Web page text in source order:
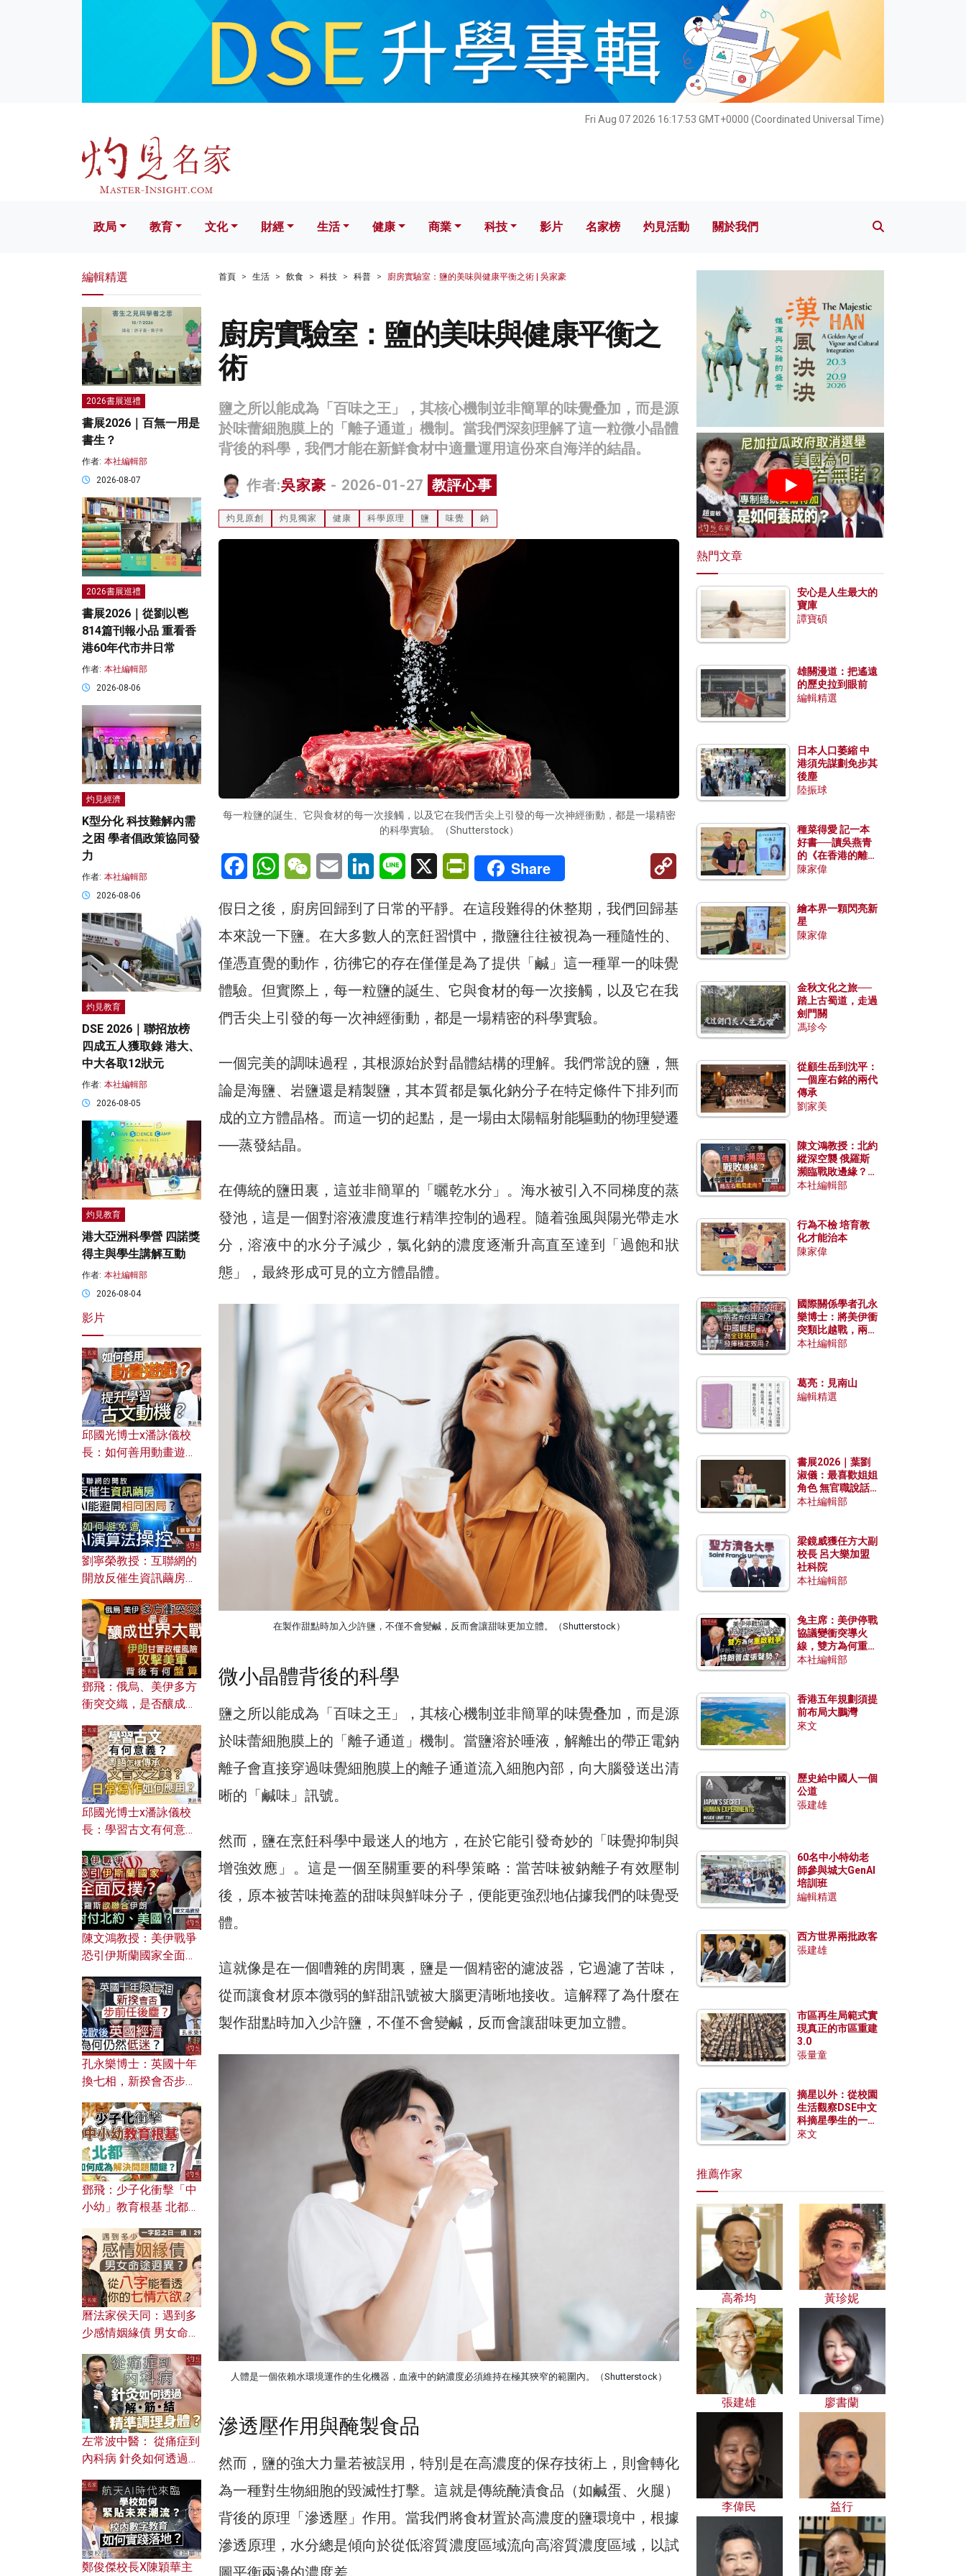
Fri Aug 07 2026 16:17:55 GMT+0000 (Coordinated Universal Time)
文化 財經 生活 健康 科技 影片 名家榜 灼見活動 關於我們
政局 教育 文化 財經 生活 健康 商業 科技 影片 名家榜 灼見活動 關於我們
首頁 生活 飲食 科技 科普 廚房實驗室：鹽的美味與健康平衡之術 | 吳家豪
廚房實驗室：鹽的美味與健康平衡之
術
鹽之所以能成為「百味之王」，其核心機制並非簡單的味覺叠加，而是源
於味蕾細胞膜上的「離子通道」機制。當我們深刻理解了這一粒微小晶體
背後的科學，我們才能在新鮮食材中適量運用這份來自海洋的結晶。
作者:吳家豪 - 2026-01-27 教評心事
灼見原創 灼見獨家 健康 科學原理 鹽 味覺 鈉
每一粒鹽的誕生、它與食材的每一次接觸，以及它在我們舌尖上引發的每一次神經衝動，都是一場精密
的科學實驗。（Shutterstock）
FacebookWhatsAppWeChatEmail LinkedInLine X PrintFriendly
Share
Copy
假日之後，廚房回歸到了日常的平靜。在這段難得的休整期，我們回歸基
本來說一下鹽。在大多數人的烹飪習慣中，撒鹽往往被視為一種隨性的、
僅憑直覺的動作，彷彿它的存在僅僅是為了提供「鹹」這一種單一的味覺
體驗。但實際上，每一粒鹽的誕生、它與食材的每一次接觸，以及它在我
們舌尖上引發的每一次神經衝動，都是一場精密的科學實驗。
一個完美的調味過程，其根源始於對晶體結構的理解。我們常說的鹽，無
論是海鹽、岩鹽還是精製鹽，其本質都是氯化鈉分子在特定條件下排列而
成的立方體晶格。而這一切的起點，是一場由太陽輻射能驅動的物理變遷
──蒸發結晶。
在傳統的鹽田裏，這並非簡單的「曬乾水分」。海水被引入不同梯度的蒸
發池，這是一個對溶液濃度進行精準控制的過程。隨着強風與陽光帶走水
分，溶液中的水分子減少，氯化鈉的濃度逐漸升高直至達到「過飽和狀
態」，最終形成可見的立方體晶體。
在製作甜點時加入少許鹽，不僅不會變鹹，反而會讓甜味更加立體。（Shutterstock）
微小晶體背後的科學
鹽之所以能成為「百味之王」，其核心機制並非簡單的味覺叠加，而是源
於味蕾細胞膜上的「離子通道」機制。當鹽溶於唾液，解離出的帶正電鈉
離子會直接穿過味覺細胞膜上的離子通道流入細胞內部，向大腦發送出清
晰的「鹹味」訊號。
然而，鹽在烹飪科學中最迷人的地方，在於它能引發奇妙的「味覺抑制與
增強效應」。這是一個至關重要的科學策略：當苦味被鈉離子有效壓制
後，原本被苦味掩蓋的甜味與鮮味分子，便能更強烈地佔據我們的味覺受
體。
這就像是在一個嘈雜的房間裏，鹽是一個精密的濾波器，它過濾了苦味，
從而讓食材原本微弱的鮮甜訊號被大腦更清晰地接收。這解釋了為什麼在
製作甜點時加入少許鹽，不僅不會變鹹，反而會讓甜味更加立體。
人體是一個依賴水環境運作的生化機器，血液中的鈉濃度必須維持在極其狹窄的範圍內。（Shutterstock）
滲透壓作用與醃製食品
然而，鹽的強大力量若被誤用，特別是在高濃度的保存技術上，則會轉化
為一種對生物細胞的毀滅性打擊。這就是傳統醃漬食品（如鹹蛋、火腿）
背後的原理「滲透壓」作用。當我們將食材置於高濃度的鹽環境中，根據
滲透原理，水分總是傾向於從低溶質濃度區域流向高溶質濃度區域，以試
編輯精選
2026書展巡禮
書展2026｜百無一用是
書生？
作者: 本社編輯部
2026-08-07
2026書展巡禮
書展2026｜從劉以鬯
814篇刊報小品 重看香
港60年代市井日常
作者: 本社編輯部
2026-08-06
灼見經濟
K型分化 科技難解內需
之困 學者倡政策協同發
力
作者: 本社編輯部
2026-08-06
灼見教育
DSE 2026｜聯招放榜
四成五人獲取錄 港大、
中大各取12狀元
作者: 本社編輯部
2026-08-05
灼見教育
港大亞洲科學營 四諾獎
得主與學生講解互動
作者: 本社編輯部
2026-08-04
影片
邱國光博士x潘詠儀校
長：如何善用動畫遊戲
劉寧榮教授：互聯網的
開放反催生資訊繭房，
何避免遭AI演算法操
控？
鄧飛：俄烏、美伊多方
衝突交織，是否釀成世
風險攻擊美軍，背後有
何盤算？
邱國光博士x潘詠儀校
長：學習古文有何意
文之美？ 日常寫作如何
應用？
陳文鴻教授：美伊戰爭
恐引伊斯蘭國家全面反
對付北約美國？
孔永樂博士：英國十年
換七相，新揆會否步前
濟為何仍然低迷？
鄧飛：少子化衝擊「中
小幼」教育根基 北都如
曆法家侯天同：遇到多
少感情姻緣債 男女命途
的七情六欲？
左常波中醫： 從痛症到
內科病 針灸如何透過解
鄭俊傑校長X陳穎華主
熱門文章
安心是人生最大的
寶庫
譚寶碩
雄關漫道：把遙遠
的歷史拉到眼前
編輯精選
日本人口萎縮 中
港須先謀劃免步其
後塵
陸振球
種菜得愛 記一本
好書──讀吳燕青
的《在香港的離島
種菜》
陳家偉
繪本界一顆閃亮新
星
陳家偉
金秋文化之旅──
踏上古蜀道，走過
劍門關
馮珍今
從顧生岳到沈平：
一個座右銘的兩代
傳承
劉家美
陳文鴻教授：北約
縱深空襲 俄羅斯
瀕臨戰敗邊緣？中
國零部件能左右戰
本社編輯部
行為不檢 培育教
化才能治本
陳家偉
國際關係學者孔永
樂博士：將美伊衝
突類比越戰，兩者
有何異同？中國崛
本社編輯部
葛亮：見南山
編輯精選
書展2026｜葉劉
淑儀：最喜歡姐姐
角色 無官職說話
包袱少
本社編輯部
梁鏡威獲任方大副
校長 呂大樂加盟
社科院
本社編輯部
兔主席：美伊停戰
協議變衝突導火
線，雙方為何重啟
戰爭？伊朗一早洞
本社編輯部
香港五年規劃須提
前布局大鵬灣
來文
歷史給中國人一個
公道
張建雄
60名中小特幼老
師參與城大GenAI
培訓班
編輯精選
西方世界兩批政客
張建雄
市區再生局範式實
現真正的市區重建
3.0
張量童
摘星以外：從校園
生活觀察DSE中文
科摘星學生的一點
特質
來文
推薦作家
高希均 黃珍妮
張建雄 廖書蘭
李偉民 益行